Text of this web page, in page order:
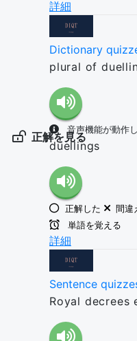
詳細
Dictionary
plural of
音声機能が動作
正解を見る
duellings
正解した
間違
単語を覚える
詳細
Sentence
Royal